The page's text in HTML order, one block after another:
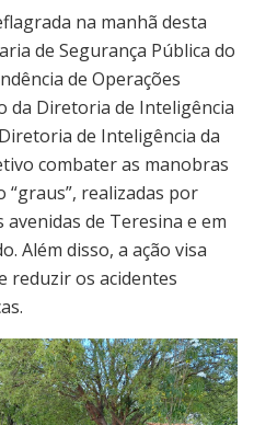
na manhã desta
de Segurança Pública do
de Operações
da Diretoria de Inteligência
de Inteligência da
combater as manobras
“graus”, realizadas por
de Teresina e em
Além disso, a ação visa
reduzir os acidentes